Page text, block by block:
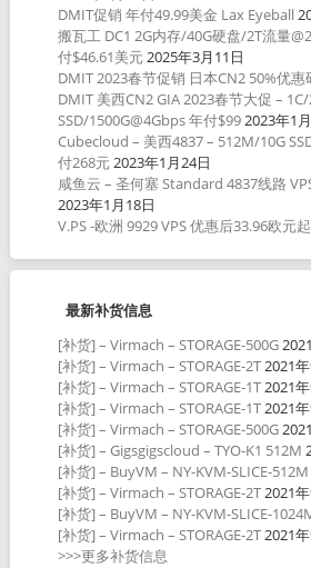
DMIT促销 年付49.99美金 Lax Eyeball
搬瓦工 DC1 2G内存/40G硬盘/2T流量
付$46.61美元2025年3月11日
DMIT 2023春节促销 日本CN2 50%优惠
DMIT 美西CN2 GIA 2023春节大促 –
SSD/1500G@4Gbps 年付$992023年1
Cubecloud – 美西4837 – 512M/10G
付268元2023年1月24日
咸鱼云 – 圣何塞 Standard 4837线路
2023年1月18日
V.PS -欧洲 9929 VPS 优惠后33.96欧元起
最新补货信息
[补货] – Virmach – STORAGE-500G
[补货] – Virmach – STORAGE-2T2021
[补货] – Virmach – STORAGE-1T2021
[补货] – Virmach – STORAGE-1T2021
[补货] – Virmach – STORAGE-500G
[补货] – Gigsgigscloud – TYO-K1 512M
[补货] – BuyVM – NY-KVM-SLICE-512M
[补货] – Virmach – STORAGE-2T2021
[补货] – BuyVM – NY-KVM-SLICE-
[补货] – Virmach – STORAGE-2T2021
>>>更多补货信息